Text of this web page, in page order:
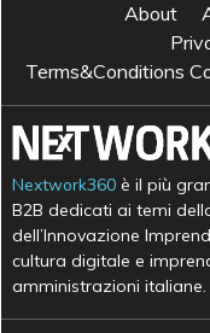
About
Terms&Conditions
Nextwork360 è il più
B2B dedicati ai temi
dell’Innovazione
cultura digitale e
amministrazioni italiane.